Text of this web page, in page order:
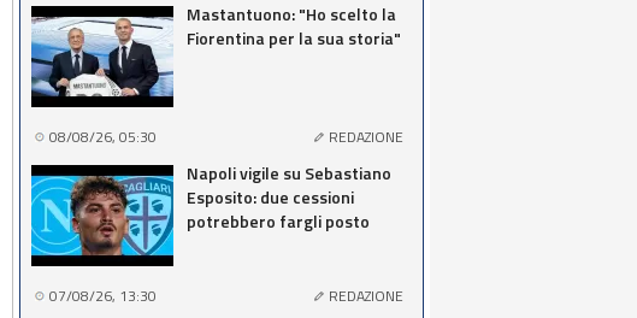
Mastantuono: "Ho scelto la
Fiorentina per la sua storia"
08/08/26, 05:30 REDAZIONE
Napoli vigile su Sebastiano
Esposito: due cessioni
potrebbero fargli posto
07/08/26, 13:30 REDAZIONE